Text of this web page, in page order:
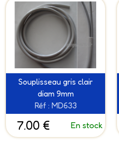
Souplisseau gris clair
diam 9mm
Réf : MD633
7.00 € En stock